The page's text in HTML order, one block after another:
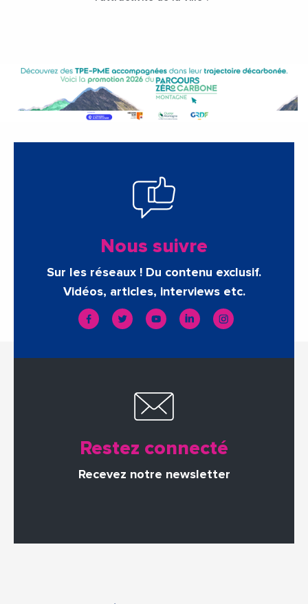
Nous suivre
Sur les réseaux ! Du contenu exclusif.
Vidéos, articles, interviews etc.
Restez connecté
Recevez notre newsletter